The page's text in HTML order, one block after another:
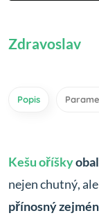
Zdravoslav
Popis
Kešu oříšky
nejen chutný,
přínosný